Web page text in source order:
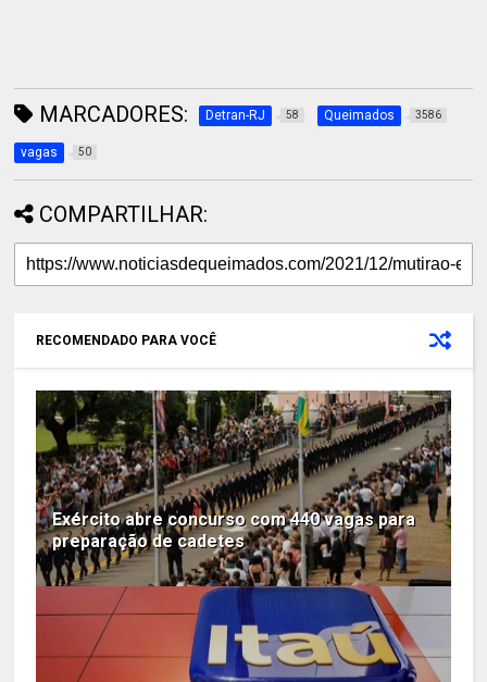
MARCADORES: Detran-RJ 58 Queimados 3586
vagas 50
COMPARTILHAR:
RECOMENDADO PARA VOCÊ
Exército abre concurso com 440 vagas para
preparação de cadetes